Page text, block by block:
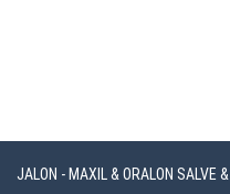
JALON - MAXIL & ORALON SALVE